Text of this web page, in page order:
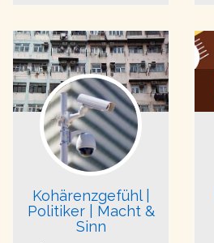
Kohärenzgefühl |
Politiker | Macht &
Sinn